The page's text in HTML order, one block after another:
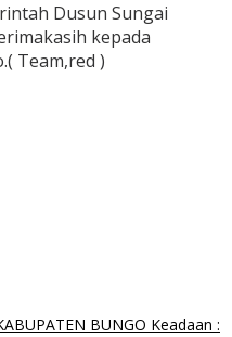
Dusun Sungai
kepada
Team,red )
BUNGO Keadaan :